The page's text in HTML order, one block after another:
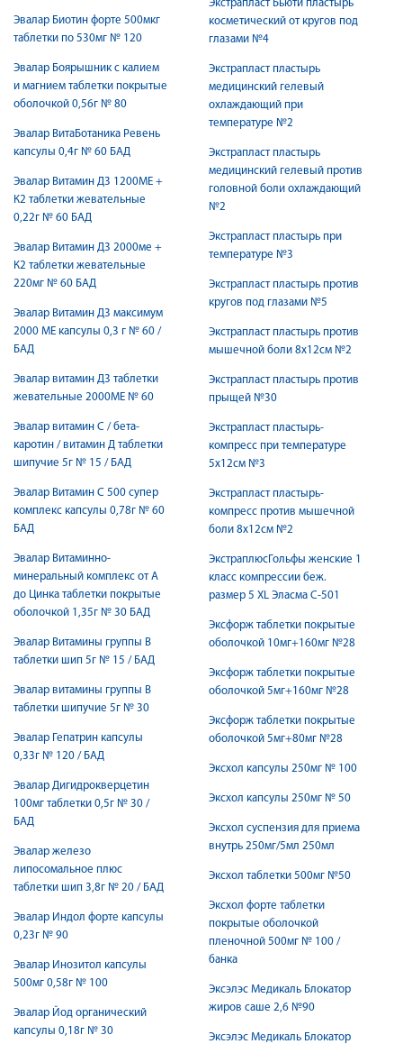
Эвалар Биотин форте 500мкг
таблетки по 530мг № 120
Эвалар Боярышник с калием
и магнием таблетки покрытые
оболочкой 0,56г № 80
Эвалар ВитаБотаника Ревень
капсулы 0,4г № 60 БАД
Эвалар Витамин Д3 1200МЕ +
К2 таблетки жевательные
0,22г № 60 БАД
Эвалар Витамин Д3 2000ме +
К2 таблетки жевательные
220мг № 60 БАД
Эвалар Витамин Д3 максимум
2000 МЕ капсулы 0,3 г № 60 /
БАД
Эвалар витамин Д3 таблетки
жевательные 2000МЕ № 60
Эвалар витамин С / бета-
каротин / витамин Д таблетки
шипучие 5г № 15 / БАД
Эвалар Витамин С 500 супер
комплекс капсулы 0,78г № 60
БАД
Эвалар Витаминно-
минеральный комплекс от А
до Цинка таблетки покрытые
оболочкой 1,35г № 30 БАД
Эвалар Витамины группы В
таблетки шип 5г № 15 / БАД
Эвалар витамины группы В
таблетки шипучие 5г № 30
Эвалар Гепатрин капсулы
0,33г № 120 / БАД
Эвалар Дигидрокверцетин
100мг таблетки 0,5г № 30 /
БАД
Эвалар железо
липосомальное плюс
таблетки шип 3,8г № 20 / БАД
Эвалар Индол форте капсулы
0,23г № 90
Эвалар Инозитол капсулы
500мг 0,58г № 100
Эвалар Йод органический
капсулы 0,18г № 30
Экстрапласт Бьюти пластырь
косметический от кругов под
глазами №4
Экстрапласт пластырь
медицинский гелевый
охлаждающий при
температуре №2
Экстрапласт пластырь
медицинский гелевый против
головной боли охлаждающий
№2
Экстрапласт пластырь при
температуре №3
Экстрапласт пластырь против
кругов под глазами №5
Экстрапласт пластырь против
мышечной боли 8х12см №2
Экстрапласт пластырь против
прыщей №30
Экстрапласт пластырь-
компресс при температуре
5х12см №3
Экстрапласт пластырь-
компресс против мышечной
боли 8х12см №2
ЭкстраплюсГольфы женские 1
класс компрессии беж.
размер 5 XL Эласма С-501
Эксфорж таблетки покрытые
оболочкой 10мг+160мг №28
Эксфорж таблетки покрытые
оболочкой 5мг+160мг №28
Эксфорж таблетки покрытые
оболочкой 5мг+80мг №28
Эксхол капсулы 250мг № 100
Эксхол капсулы 250мг № 50
Эксхол суспензия для приема
внутрь 250мг/5мл 250мл
Эксхол таблетки 500мг №50
Эксхол форте таблетки
покрытые оболочкой
пленочной 500мг № 100 /
банка
Эксэлэс Медикаль Блокатор
жиров саше 2,6 №90
Эксэлэс Медикаль Блокатор